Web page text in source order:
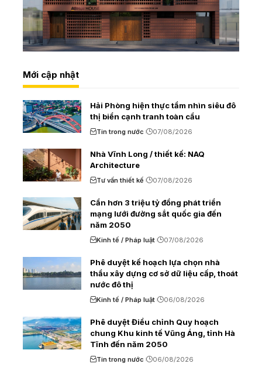
Mới cập nhật
Hải Phòng hiện thực tầm nhìn siêu đô
thị biển cạnh tranh toàn cầu
Tin trong nước 07/08/2026
Nhà Vĩnh Long / thiết kế: NAQ
Architecture
Tư vấn thiết kế 07/08/2026
Cần hơn 3 triệu tỷ đồng phát triển
mạng lưới đường sắt quốc gia đến
năm 2050
Kinh tế / Pháp luật 07/08/2026
Phê duyệt kế hoạch lựa chọn nhà
thầu xây dựng cơ sở dữ liệu cấp, thoát
nước đô thị
Kinh tế / Pháp luật 06/08/2026
Phê duyệt Điều chỉnh Quy hoạch
chung Khu kinh tế Vũng Áng, tỉnh Hà
Tĩnh đến năm 2050
Tin trong nước 06/08/2026